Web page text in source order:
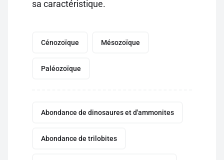
sa caractéristique.
Cénozoïque Mésozoïque
Paléozoïque
Abondance de dinosaures et d'ammonites
Abondance de trilobites